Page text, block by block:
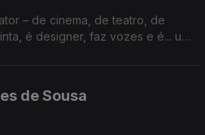
– de cinema, de teatro, de
é designer, faz vozes e é... um
de Sousa